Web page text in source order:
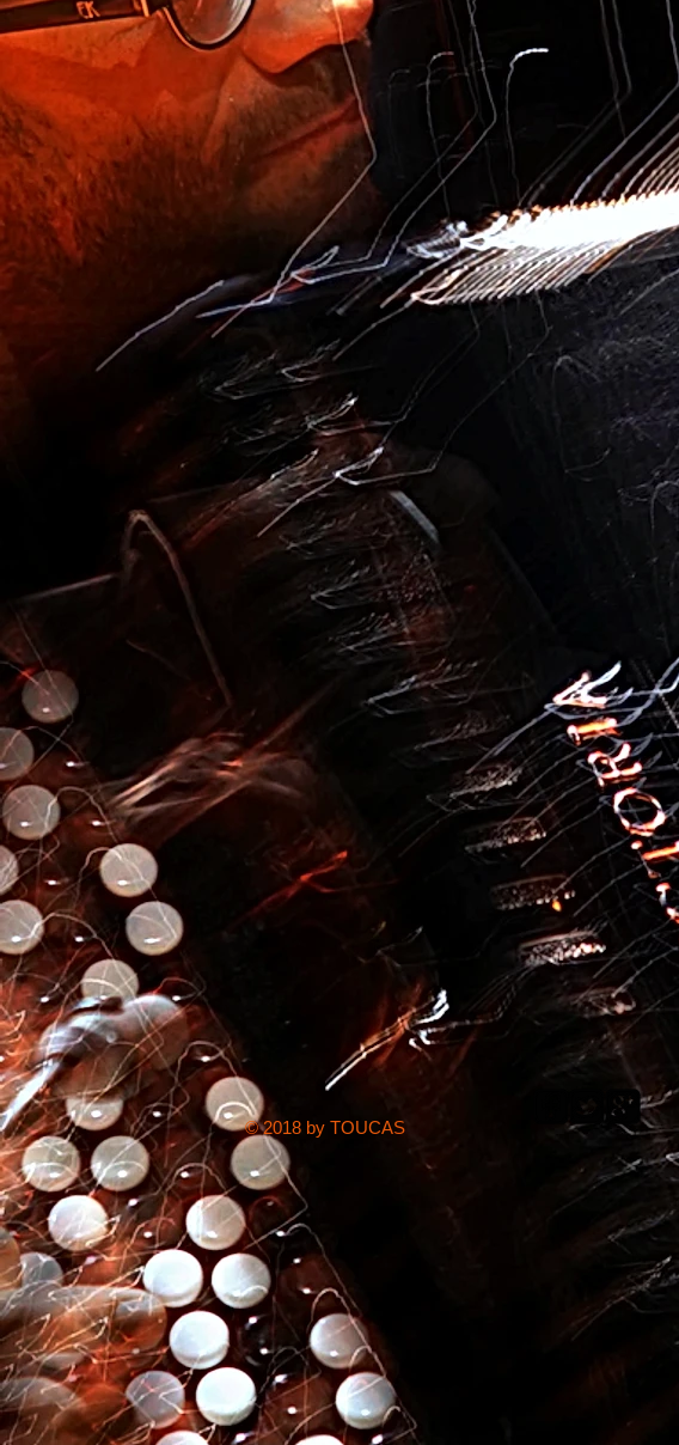
© 2018 by TOUCAS